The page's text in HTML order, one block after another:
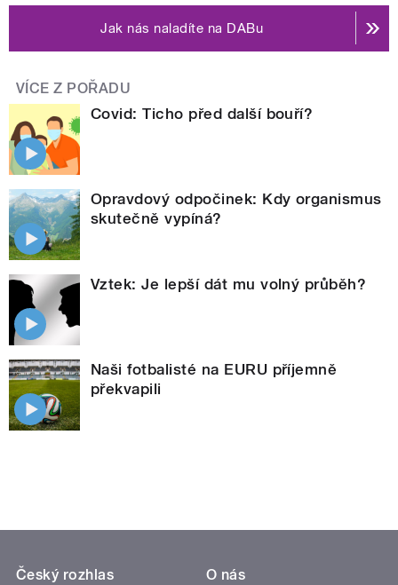
Jak nás naladíte na DABu
VÍCE Z POŘADU
Covid: Ticho před další bouří?
Opravdový odpočinek: Kdy organismus
skutečně vypíná?
Vztek: Je lepší dát mu volný průběh?
Naši fotbalisté na EURU příjemně
překvapili
Český rozhlas
O nás